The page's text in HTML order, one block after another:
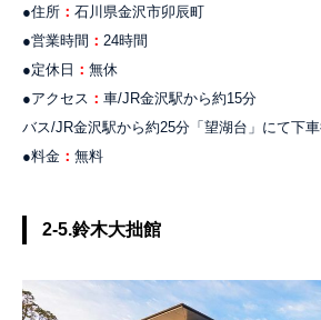
●住所 ： 石川県金沢市卯辰町
●営業時間 ： 24時間
●定休日 ： 無休
●アクセス ： 車/JR金沢駅から約15分
バス/JR金沢駅から約25分「望湖台」にて下
●料金 ： 無料
2-5.鈴木大拙館